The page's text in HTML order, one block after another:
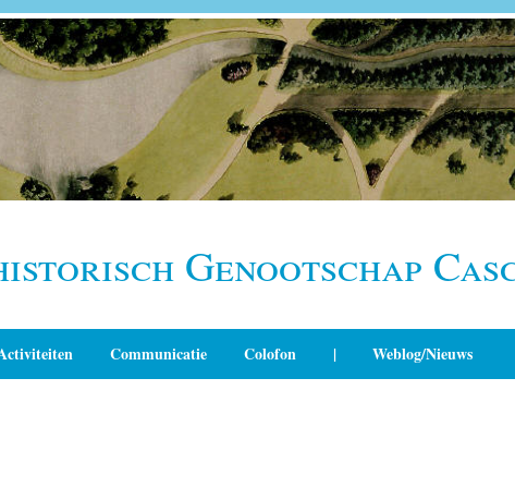
Genootschap
Communicatie Colofon | Weblog/Nieuws